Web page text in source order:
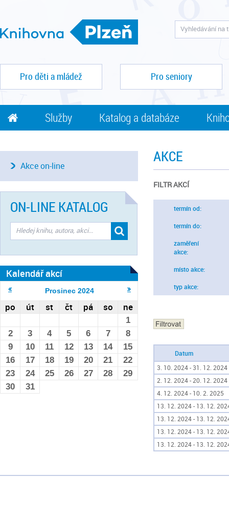
Pro děti a mládež Pro seniory
Služby Katalog a databáze
AKCE
FILTR AKCÍ
termín od:
termín do:
zaměření
akce:
místo akce:
typ akce:
Datum
3. 10. 2024 - 31. 12. 2024
2. 12. 2024 - 20. 12. 2024
4. 12. 2024 - 10. 2. 2025
13. 12. 2024 - 13. 12.
13. 12. 2024 - 13. 12.
13. 12. 2024 - 13. 12.
13. 12. 2024 - 13. 12.
Akce on-line
ON-LINE KATALOG
Kalendář akcí
Prosinec 2024
po út st čt pá so ne
1
2
3 4 5 6 7
8
9
10 11 12 13 14
15
16
17 18 19 20 21
22
23
24 25 26 27 28
29
30
31